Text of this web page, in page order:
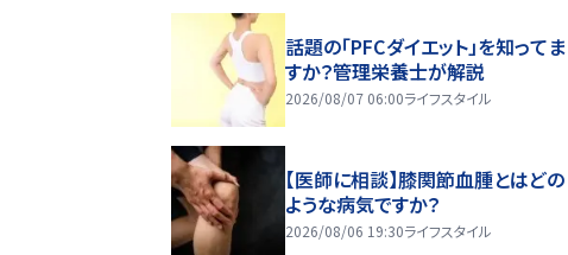
話題の「PFCダイエット」を知ってま
すか？管理栄養士が解説
2026/08/07 06:00ライフスタイル
【医師に相談】膝関節血腫とはどの
ような病気ですか？
2026/08/06 19:30ライフスタイル